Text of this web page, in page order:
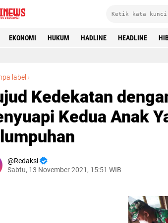
EKONOMI HUKUM HADLINE HEADLINE
label ›
Kedekatan
Kedua Anak
Redaksi
Sabtu, 13 November 2021, 15:51 WIB